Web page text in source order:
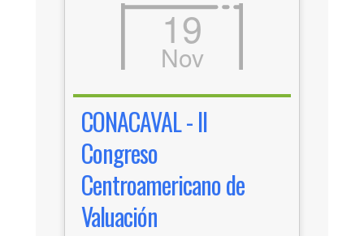
19
Nov
CONACAVAL - II
Congreso
Centroamericano de
Valuación